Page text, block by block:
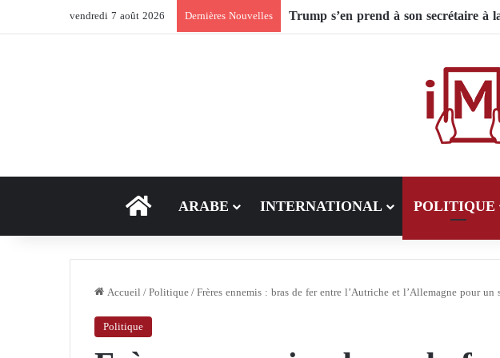
vendredi 7 août 2026 Dernières Nouvelles Après Ormuz, le Pakistan mise sur
ACCEUIL
ARABE INTERNATIONAL POLITIQUE
Accueil/Politique/Frères ennemis : bras de fer entre l’Autriche et l’Allemagne pour
Politique